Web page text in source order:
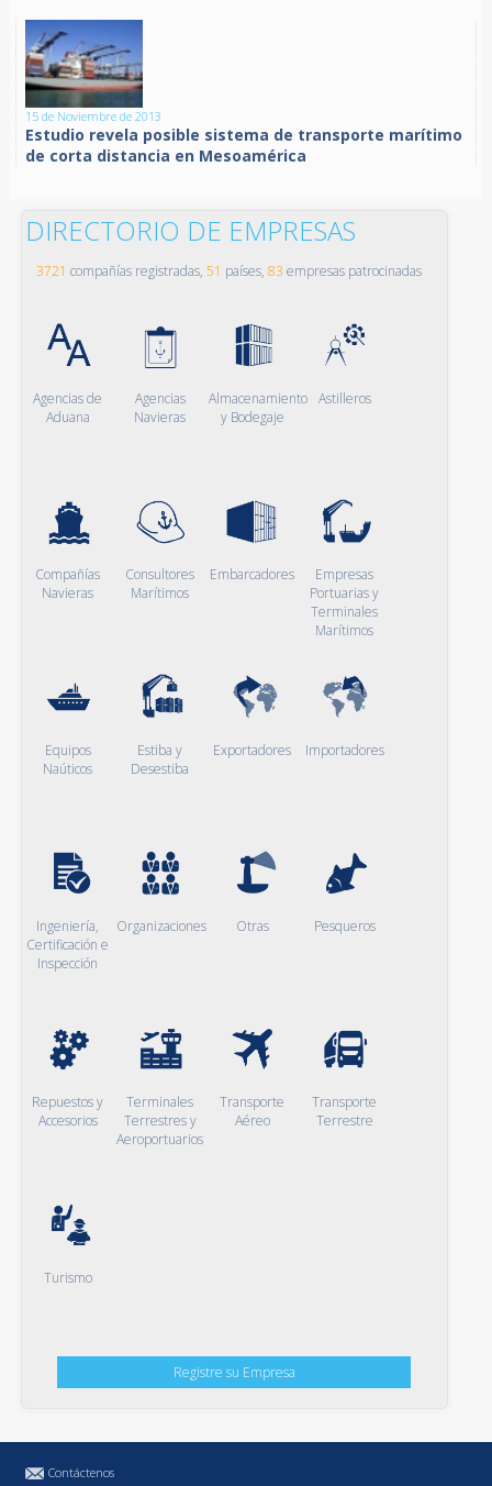
15 de Noviembre de 2013
Estudio revela posible sistema de transporte marítimo
de corta distancia en Mesoamérica
DIRECTORIO DE EMPRESAS
3721 compañías registradas, 51 países, 83 empresas patrocinadas
Agencias de
Aduana
Agencias
Navieras
Almacenamiento
y Bodegaje
Astilleros
Compañías
Navieras
Consultores
Marítimos
Embarcadores
Empresas
Portuarias y
Terminales
Marítimos
Equipos
Naúticos
Estiba y
Desestiba
Exportadores Importadores
Ingeniería,
Certificación e
Inspección
Organizaciones Otras Pesqueros
Repuestos y
Accesorios
Terminales
Terrestres y
Aeroportuarios
Transporte
Aéreo
Transporte
Terrestre
Turismo
Registre su Empresa
Contáctenos